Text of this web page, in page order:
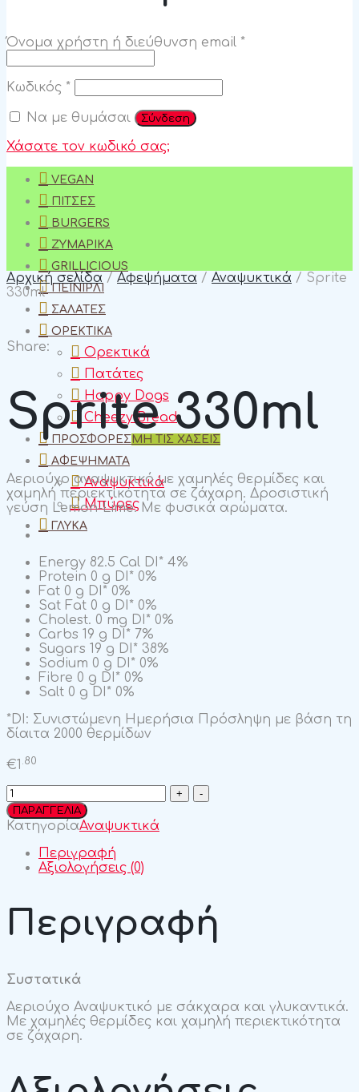
Όνομα χρήστη ή διεύθυνση email *Απαιτείται
Κωδικός *Απαιτείται
Να με θυμάσαι Σύνδεση
Χάσατε τον κωδικό σας;
VEGAN
ΠΊΤΣΕΣ
BURGERS
ΖΥΜΑΡΙΚΆ
GRILLICIOUS
ΠΕΪΝΙΡΛΊ
ΣΑΛΆΤΕΣ
ΟΡΕΚΤΙΚΆ
Ορεκτικά
Πατάτες
Happy Dogs
Cheezy Bread
ΠΡΟΣΦΟΡΈΣ ΜΗ ΤΙΣ ΧΑΣΕΙΣ
ΑΦΕΨΉΜΑΤΑ
Αναψυκτικά
Μπύρες
ΓΛΥΚΆ
Αρχική σελίδα / Αφεψήματα / Αναψυκτικά / Sprite
330ml
Share:
Sprite 330ml
Αεριούχο αναψυκτικό με χαμηλές θερμίδες και
χαμηλή περιεκτικότητα σε ζάχαρη. Δροσιστική
γεύση Lemon-Lime. Με φυσικά αρώματα.
Energy 82.5 Cal DI* 4%
Protein 0 g DI* 0%
Fat 0 g DI* 0%
Sat Fat 0 g DI* 0%
Cholest. 0 mg DI* 0%
Carbs 19 g DI* 7%
Sugars 19 g DI* 38%
Sodium 0 g DI* 0%
Fibre 0 g DI* 0%
Salt 0 g DI* 0%
*DI: Συνιστώμενη Ημερήσια Πρόσληψη με βάση τη
δίαιτα 2000 θερμίδων
€1 .80
Sprite
330ml
quantity
ΠΑΡΑΓΓΕΛΙΑ
ΚατηγορίαΑναψυκτικά
Περιγραφή
Αξιολογήσεις (0)
Περιγραφή
Συστατικά
Αεριούχο Αναψυκτικό με σάκχαρα και γλυκαντικά.
Με χαμηλές θερμίδες και χαμηλή περιεκτικότητα
σε ζάχαρη.